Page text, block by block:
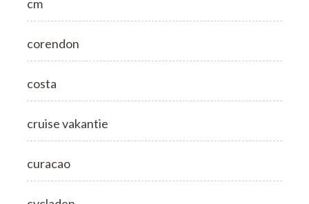
cm
corendon
costa
cruise vakantie
curacao